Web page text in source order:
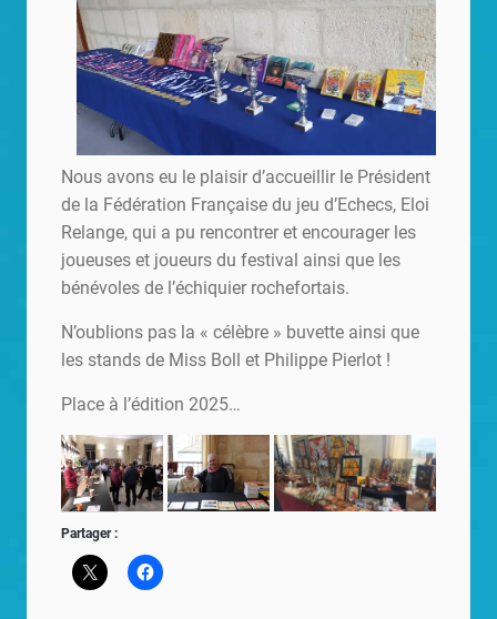
Nous avons eu le plaisir d’accueillir le Président
de la Fédération Française du jeu d’Echecs, Eloi
Relange, qui a pu rencontrer et encourager les
joueuses et joueurs du festival ainsi que les
bénévoles de l’échiquier rochefortais.
N’oublions pas la « célèbre » buvette ainsi que
les stands de Miss Boll et Philippe Pierlot !
Place à l’édition 2025…
Partager :